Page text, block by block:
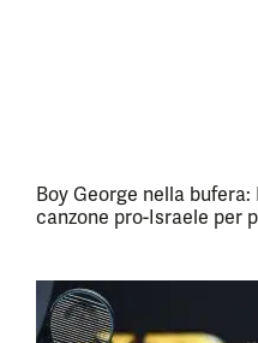
Boy George nella
canzone pro-Israele per